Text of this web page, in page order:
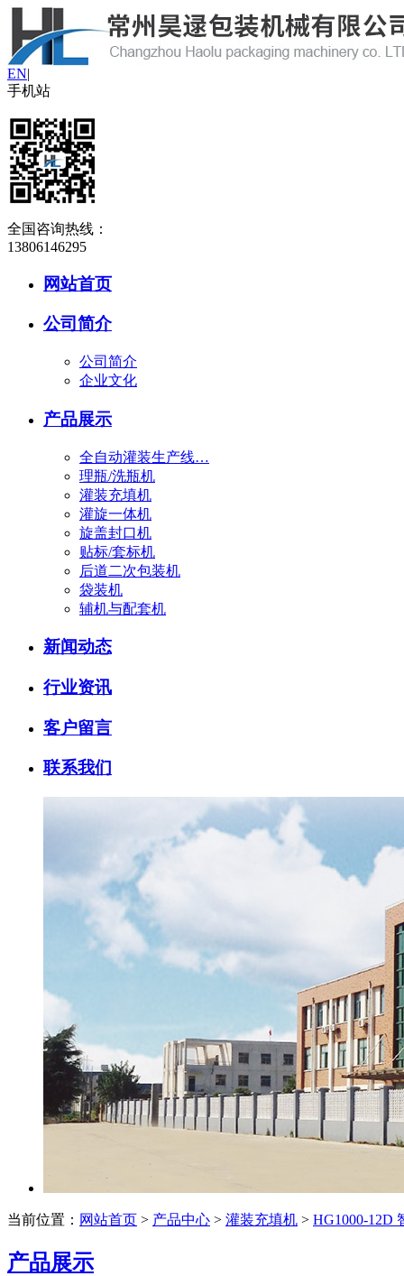
EN|
手机站
全国咨询热线：
13806146295
网站首页
公司简介
公司简介
企业文化
产品展示
全自动灌装生产线…
理瓶/洗瓶机
灌装充填机
灌旋一体机
旋盖封口机
贴标/套标机
后道二次包装机
袋装机
辅机与配套机
新闻动态
行业资讯
客户留言
联系我们
当前位置： 网站首页 > 产品中心 > 灌装充填机 > HG1000-12D
产品展示